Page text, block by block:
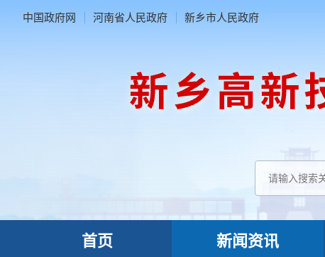
中国政府网 河南省人民政府 新乡市人民政府
首页 新闻资讯